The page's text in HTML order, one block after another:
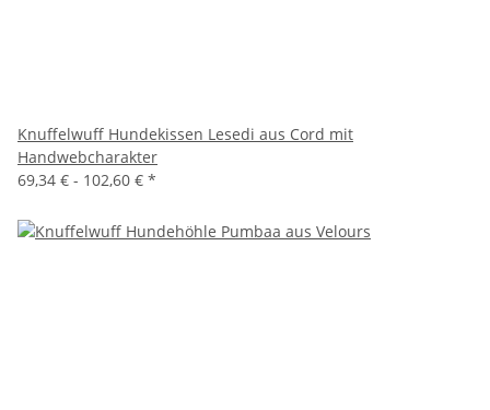
Knuffelwuff Hundekissen Lesedi aus Cord mit
Handwebcharakter
69,34 € - 102,60 € *